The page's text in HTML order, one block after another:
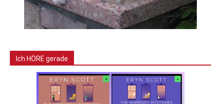
Ich HÖRE gerade